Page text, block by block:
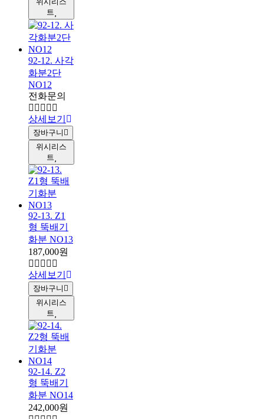
트
92-12. 사각
화분2단
NO12
전화문의
상세보기
장바구니
위시리스
트
92-13. Z1
형 뚝배기
화분 NO13
187,000원
상세보기
장바구니
위시리스
트
92-14. Z2
형 뚝배기
화분 NO14
242,000원